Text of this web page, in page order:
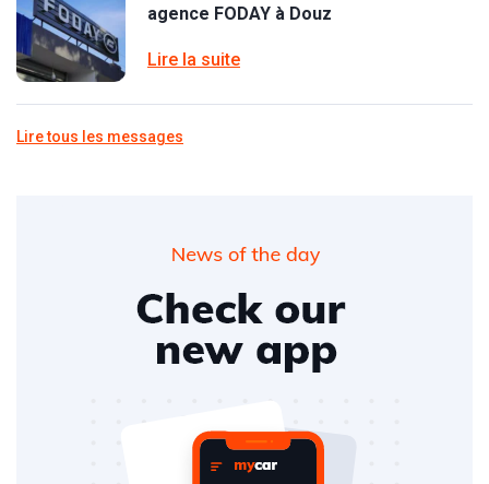
agence FODAY à Douz
Lire la suite
Lire tous les messages